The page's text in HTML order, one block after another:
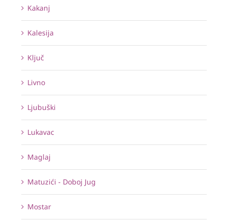
Kakanj
Kalesija
Ključ
Livno
Ljubuški
Lukavac
Maglaj
Matuzići - Doboj Jug
Mostar